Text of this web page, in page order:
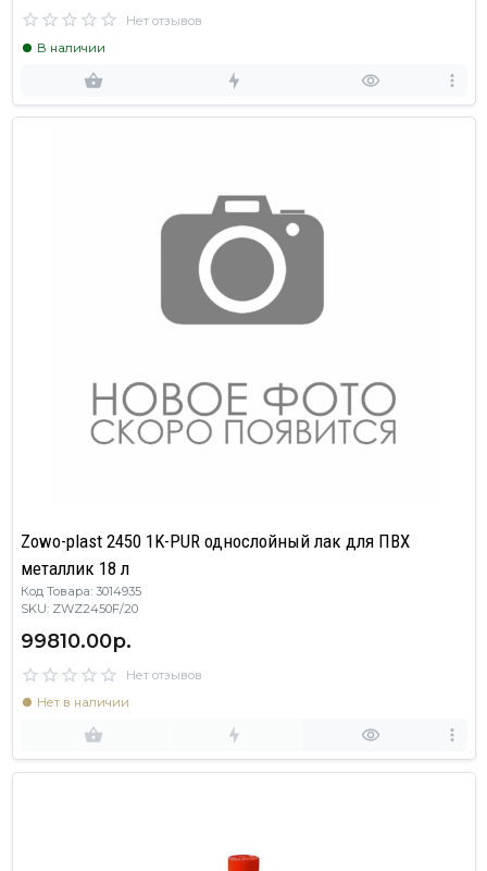
Нет отзывов
В наличии
Zowo-plast 2450 1K-PUR однослойный лак для ПВХ
металлик 18 л
Код Товара: 3014935
SKU: ZWZ2450F/20
99810.00р.
Нет отзывов
Нет в наличии